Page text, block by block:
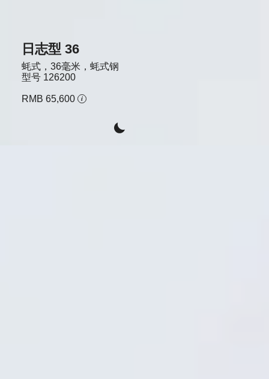
日志型 36
蚝式，36毫米，蚝式钢
型号 126200
RMB 65,600